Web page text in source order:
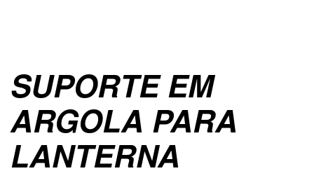
SUPORTE EM
ARGOLA PARA
LANTERNA